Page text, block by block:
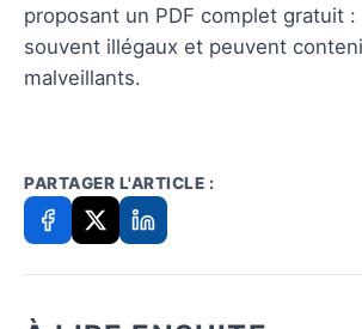
proposant un PDF complet gratuit
souvent illégaux et peuvent
malveillants.
PARTAGER L'ARTICLE :